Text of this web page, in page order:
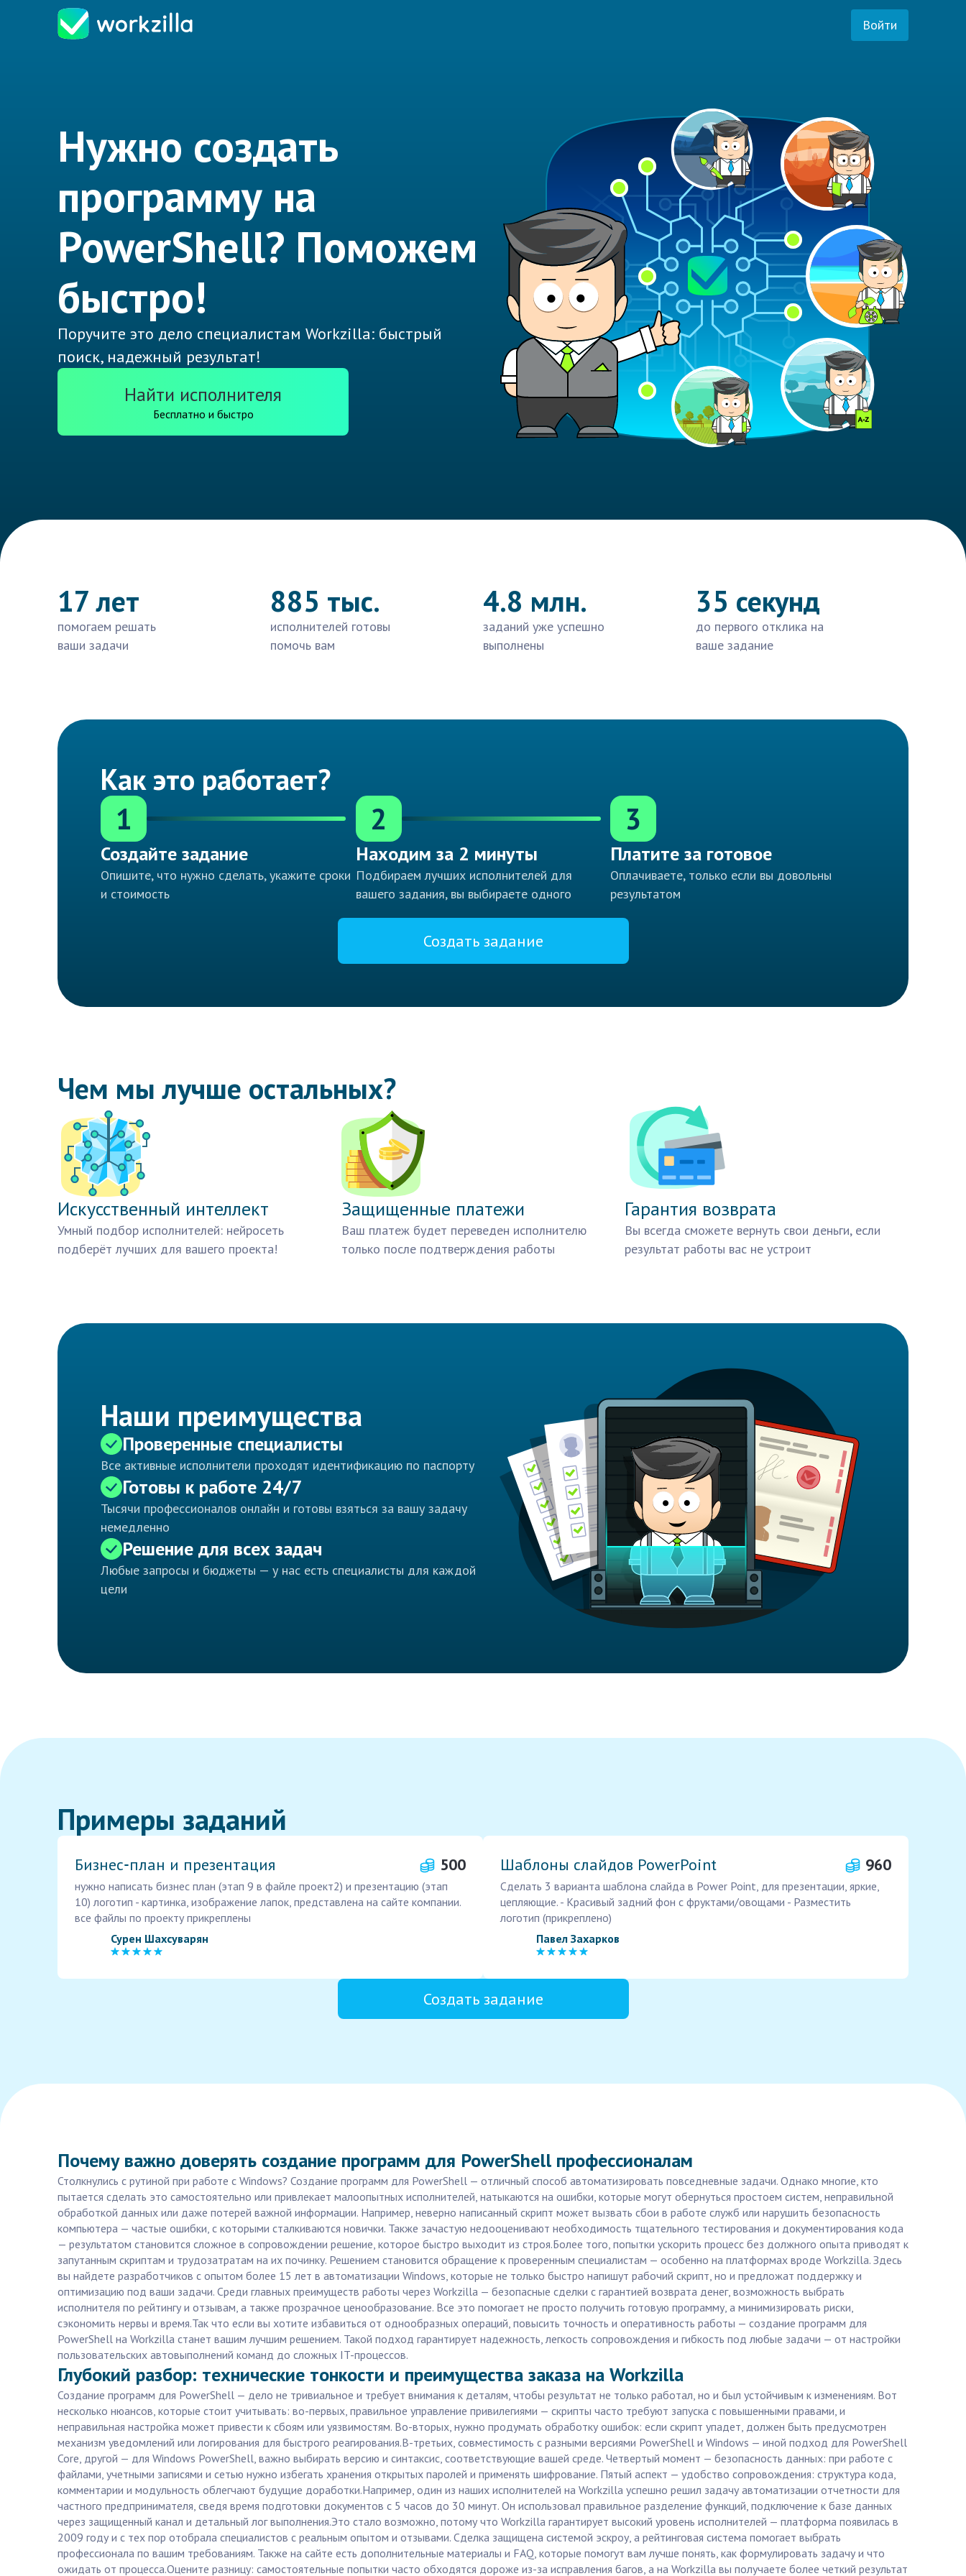
Войти
Нужно создать
программу на
PowerShell? Поможем
быстро!
Поручите это дело специалистам Workzilla: быстрый
поиск, надежный результат!
Найти исполнителя
Бесплатно и быстро
17 лет
помогаем решать
ваши задачи
885 тыс.
исполнителей готовы
помочь вам
4.8 млн.
заданий уже успешно
выполнены
35 секунд
до первого отклика на
ваше задание
Как это работает?
1
Создайте задание
Опишите, что нужно сделать, укажите сроки
и стоимость
2
Находим за 2 минуты
Подбираем лучших исполнителей для
вашего задания, вы выбираете одного
3
Платите за готовое
Оплачиваете, только если вы довольны
результатом
Создать задание
Чем мы лучше остальных?
Искусственный интеллект
Умный подбор исполнителей: нейросеть
подберёт лучших для вашего проекта!
Защищенные платежи
Ваш платеж будет переведен исполнителю
только после подтверждения работы
Гарантия возврата
Вы всегда сможете вернуть свои деньги, если
результат работы вас не устроит
Наши преимущества
Проверенные специалисты
Все активные исполнители проходят идентификацию по паспорту
Готовы к работе 24/7
Тысячи профессионалов онлайн и готовы взяться за вашу задачу
немедленно
Решение для всех задач
Любые запросы и бюджеты — у нас есть специалисты для каждой
цели
Примеры заданий
Бизнес‑план и презентация 500
нужно написать бизнес план (этап 9 в файле проект2) и презентацию (этап
10) логотип - картинка, изображение лапок, представлена на сайте компании.
все файлы по проекту прикреплены
Сурен Шахсуварян
Шаблоны слайдов PowerPoint 960
Сделать 3 варианта шаблона слайда в Power Point, для презентации, яркие,
цепляющие. - Красивый задний фон с фруктами/овощами - Разместить
логотип (прикреплено)
Павел Захарков
Создать задание
Почему важно доверять создание программ для PowerShell профессионалам
Столкнулись с рутиной при работе с Windows? Создание программ для PowerShell — отличный способ автоматизировать повседневные задачи. Однако многие, кто
пытается сделать это самостоятельно или привлекает малоопытных исполнителей, натыкаются на ошибки, которые могут обернуться простоем систем, неправильной
обработкой данных или даже потерей важной информации. Например, неверно написанный скрипт может вызвать сбои в работе служб или нарушить безопасность
компьютера — частые ошибки, с которыми сталкиваются новички. Также зачастую недооценивают необходимость тщательного тестирования и документирования кода
— результатом становится сложное в сопровождении решение, которое быстро выходит из строя.Более того, попытки ускорить процесс без должного опыта приводят к
запутанным скриптам и трудозатратам на их починку. Решением становится обращение к проверенным специалистам — особенно на платформах вроде Workzilla. Здесь
вы найдете разработчиков с опытом более 15 лет в автоматизации Windows, которые не только быстро напишут рабочий скрипт, но и предложат поддержку и
оптимизацию под ваши задачи. Среди главных преимуществ работы через Workzilla — безопасные сделки с гарантией возврата денег, возможность выбрать
исполнителя по рейтингу и отзывам, а также прозрачное ценообразование. Все это помогает не просто получить готовую программу, а минимизировать риски,
сэкономить нервы и время.Так что если вы хотите избавиться от однообразных операций, повысить точность и оперативность работы — создание программ для
PowerShell на Workzilla станет вашим лучшим решением. Такой подход гарантирует надежность, легкость сопровождения и гибкость под любые задачи — от настройки
пользовательских автовыполнений команд до сложных IT-процессов.
Глубокий разбор: технические тонкости и преимущества заказа на Workzilla
Создание программ для PowerShell — дело не тривиальное и требует внимания к деталям, чтобы результат не только работал, но и был устойчивым к изменениям. Вот
несколько нюансов, которые стоит учитывать: во-первых, правильное управление привилегиями — скрипты часто требуют запуска с повышенными правами, и
неправильная настройка может привести к сбоям или уязвимостям. Во-вторых, нужно продумать обработку ошибок: если скрипт упадет, должен быть предусмотрен
механизм уведомлений или логирования для быстрого реагирования.В-третьих, совместимость с разными версиями PowerShell и Windows — иной подход для PowerShell
Core, другой — для Windows PowerShell, важно выбирать версию и синтаксис, соответствующие вашей среде. Четвертый момент — безопасность данных: при работе с
файлами, учетными записями и сетью нужно избегать хранения открытых паролей и применять шифрование. Пятый аспект — удобство сопровождения: структура кода,
комментарии и модульность облегчают будущие доработки.Например, один из наших исполнителей на Workzilla успешно решил задачу автоматизации отчетности для
частного предпринимателя, сведя время подготовки документов с 5 часов до 30 минут. Он использовал правильное разделение функций, подключение к базе данных
через защищенный канал и детальный лог выполнения.Это стало возможно, потому что Workzilla гарантирует высокий уровень исполнителей — платформа появилась в
2009 году и с тех пор отобрала специалистов с реальным опытом и отзывами. Сделка защищена системой эскроу, а рейтинговая система помогает выбрать
профессионала по вашим требованиям. Также на сайте есть дополнительные материалы и FAQ, которые помогут вам лучше понять, как формулировать задачу и что
ожидать от процесса.Оцените разницу: самостоятельные попытки часто обходятся дороже из-за исправления багов, а на Workzilla вы получаете более четкий результат